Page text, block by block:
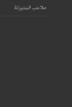
ملاعب المنيزلة